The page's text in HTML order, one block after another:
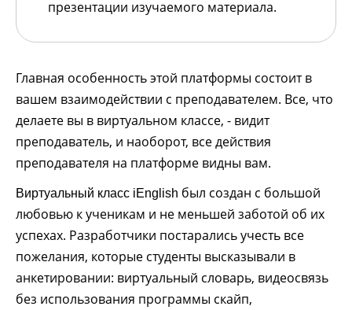
презентации изучаемого материала.
Главная особенность этой платформы состоит в
вашем взаимодействии с преподавателем. Все, что
делаете вы в виртуальном классе, - видит
преподаватель, и наоборот, все действия
преподавателя на платформе видны вам.
Виртуальный класс iEnglish был создан с большой
любовью к ученикам и не меньшей заботой об их
успехах. Разработчики постарались учесть все
пожелания, которые студенты высказывали в
анкетировании: виртуальный словарь, видеосвязь
без использования программы скайп,